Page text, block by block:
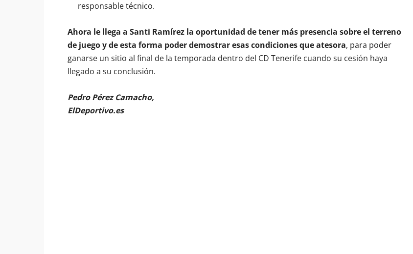
responsable técnico.
Ahora le llega a Santi Ramírez la oportunidad de tener más presencia sobre el terreno
de juego y de esta forma poder demostrar esas condiciones que atesora, para poder
ganarse un sitio al final de la temporada dentro del CD Tenerife cuando su cesión haya
llegado a su conclusión.
Pedro Pérez Camacho,
ElDeportivo.es